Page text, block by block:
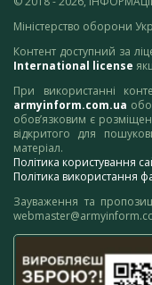
Міністерство оборони
Контент доступний за
International license
При використанні
armyinform.com.ua
обов’язковим є
відкритого для
матеріал.
Політика користування
Політика використання
Зауваження та